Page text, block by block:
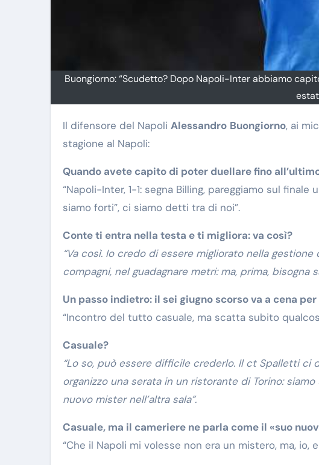
Buongiorno: “Scudetto? Dopo Napoli-Inter abbiamo
Il difensore del Napoli Alessandro Buongiorno, ai
stagione al Napoli:
Quando avete capito di poter duellare fino
“Napoli-Inter, 1-1: segna Billing, pareggiamo sul
siamo forti”, ci siamo detti tra di noi”.
Conte ti entra nella testa e ti migliora: va così?
“Va così. Io credo di essere migliorato nella
compagni, nel guadagnare metri: ma, prima, bisogna
Un passo indietro: il sei giugno scorso va a cena
“Incontro del tutto casuale, ma scatta subito
Casuale?
“Lo so, può essere difficile crederlo. Il ct Spalletti ci
organizzo una serata in un ristorante di Torino:
nuovo mister nell’altra sala”.
Casuale, ma il cameriere ne parla come il «suo
“Che il Napoli mi volesse non era un mistero, ma, io,